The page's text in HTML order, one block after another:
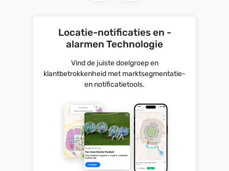
Locatie-notificaties en -
alarmen Technologie
Vind de juiste doelgroep en
klantbetrokkenheid met marktsegmentatie-
en notificatietools.